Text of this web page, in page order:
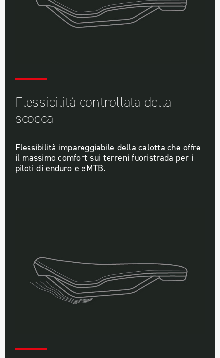
Flessibilità controllata della
scocca
Flessibilità impareggiabile della calotta che offre
il massimo comfort sui terreni fuoristrada per i
piloti di enduro e eMTB.